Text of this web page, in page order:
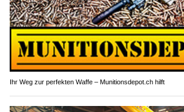
Ihr Weg zur perfekten Waffe – Munitionsdepot.ch hilft